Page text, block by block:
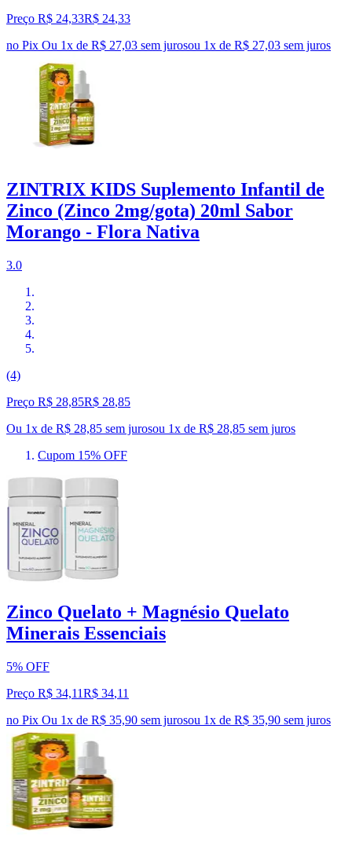
Preço R$ 24,33R$ 24,33
no Pix Ou 1x de R$ 27,03 sem jurosou 1x de R$ 27,03 sem juros
ZINTRIX KIDS Suplemento Infantil de
Zinco (Zinco 2mg/gota) 20ml Sabor
Morango - Flora Nativa
3.0
(4)
Preço R$ 28,85R$ 28,85
Ou 1x de R$ 28,85 sem jurosou 1x de R$ 28,85 sem juros
Cupom 15% OFF
Zinco Quelato + Magnésio Quelato
Minerais Essenciais
5% OFF
Preço R$ 34,11R$ 34,11
no Pix Ou 1x de R$ 35,90 sem jurosou 1x de R$ 35,90 sem juros